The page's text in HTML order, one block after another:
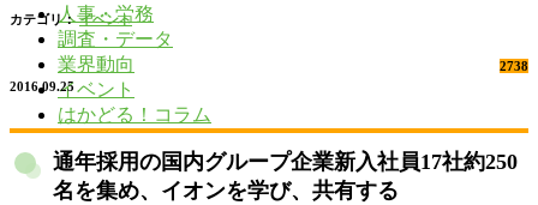
人事・労務
調査・データ
業界動向
イベント
はかどる！コラム
カテゴリ： イベント
2738
2016.09.25
通年採用の国内グループ企業新入社員17社約250
名を集め、イオンを学び、共有する